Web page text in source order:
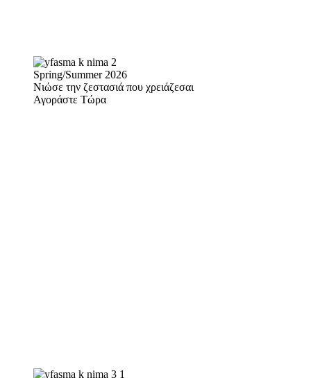
Spring/Summer 2026
Νιώσε την ζεστασιά που χρειάζεσαι
Αγοράστε Τώρα